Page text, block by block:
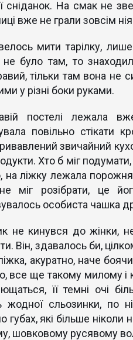
сніданок. На смак не
вже не грали зовсім
мити тарілку,
було там, то
тільки там вона не
у різні боки руками.
постелі лежала
повільно стікати
звичайний
Хто б міг
на ліжку лежала
міг розібрати, це
особиста чашка
не кинувся до жінки,
Він, здавалось би,
акуратно, наче
все ще такому милому і
її темні очі
жодної сльозинки, по
губах, які більше
шовковому русявому